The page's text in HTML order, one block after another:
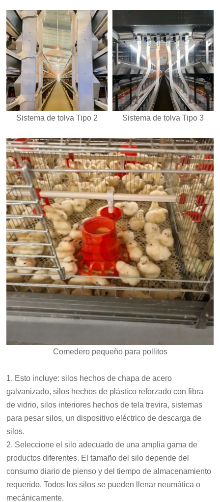
Sistema de tolva Tipo 2 Sistema de tolva Tipo 3
Comedero pequeño para pollitos
1. Esto incluye: silos hechos de chapa de acero
galvanizado, silos hechos de plástico reforzado con fibra
de vidrio, silos interiores hechos de tela trevira, sistemas
para pesar silos, un dispositivo eléctrico de descarga de
silos.
2. Seleccione el silo adecuado de una amplia gama de
productos diferentes. El tamaño del silo depende del
consumo diario de pienso y del tiempo de almacenamiento
requerido. Todos los silos se pueden llenar neumática o
mecánicamente.